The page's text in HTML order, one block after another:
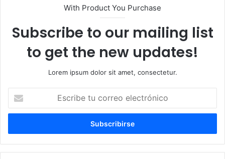
With Product You Purchase
Subscribe to our mailing list
to get the new updates!
Lorem ipsum dolor sit amet, consectetur.
correo